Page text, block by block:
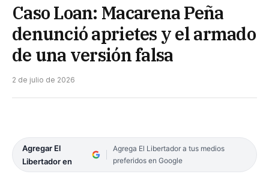
Caso Loan: Macarena Peña
denunció aprietes y el armado
de una versión falsa
2 de julio de 2026
Agregar El
Libertador en
Agrega El Libertador a tus medios
preferidos en Google